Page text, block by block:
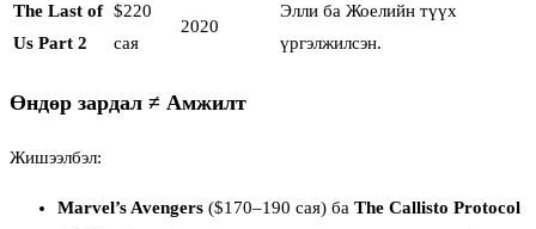
The Last of
Us Part 2
$220
сая
2020
Элли ба Жоелийн түүх
үргэлжилсэн.
Өндөр зардал ≠ Амжилт
Жишээлбэл:
Marvel’s Avengers ($170–190 сая) ба The Callisto Protocol